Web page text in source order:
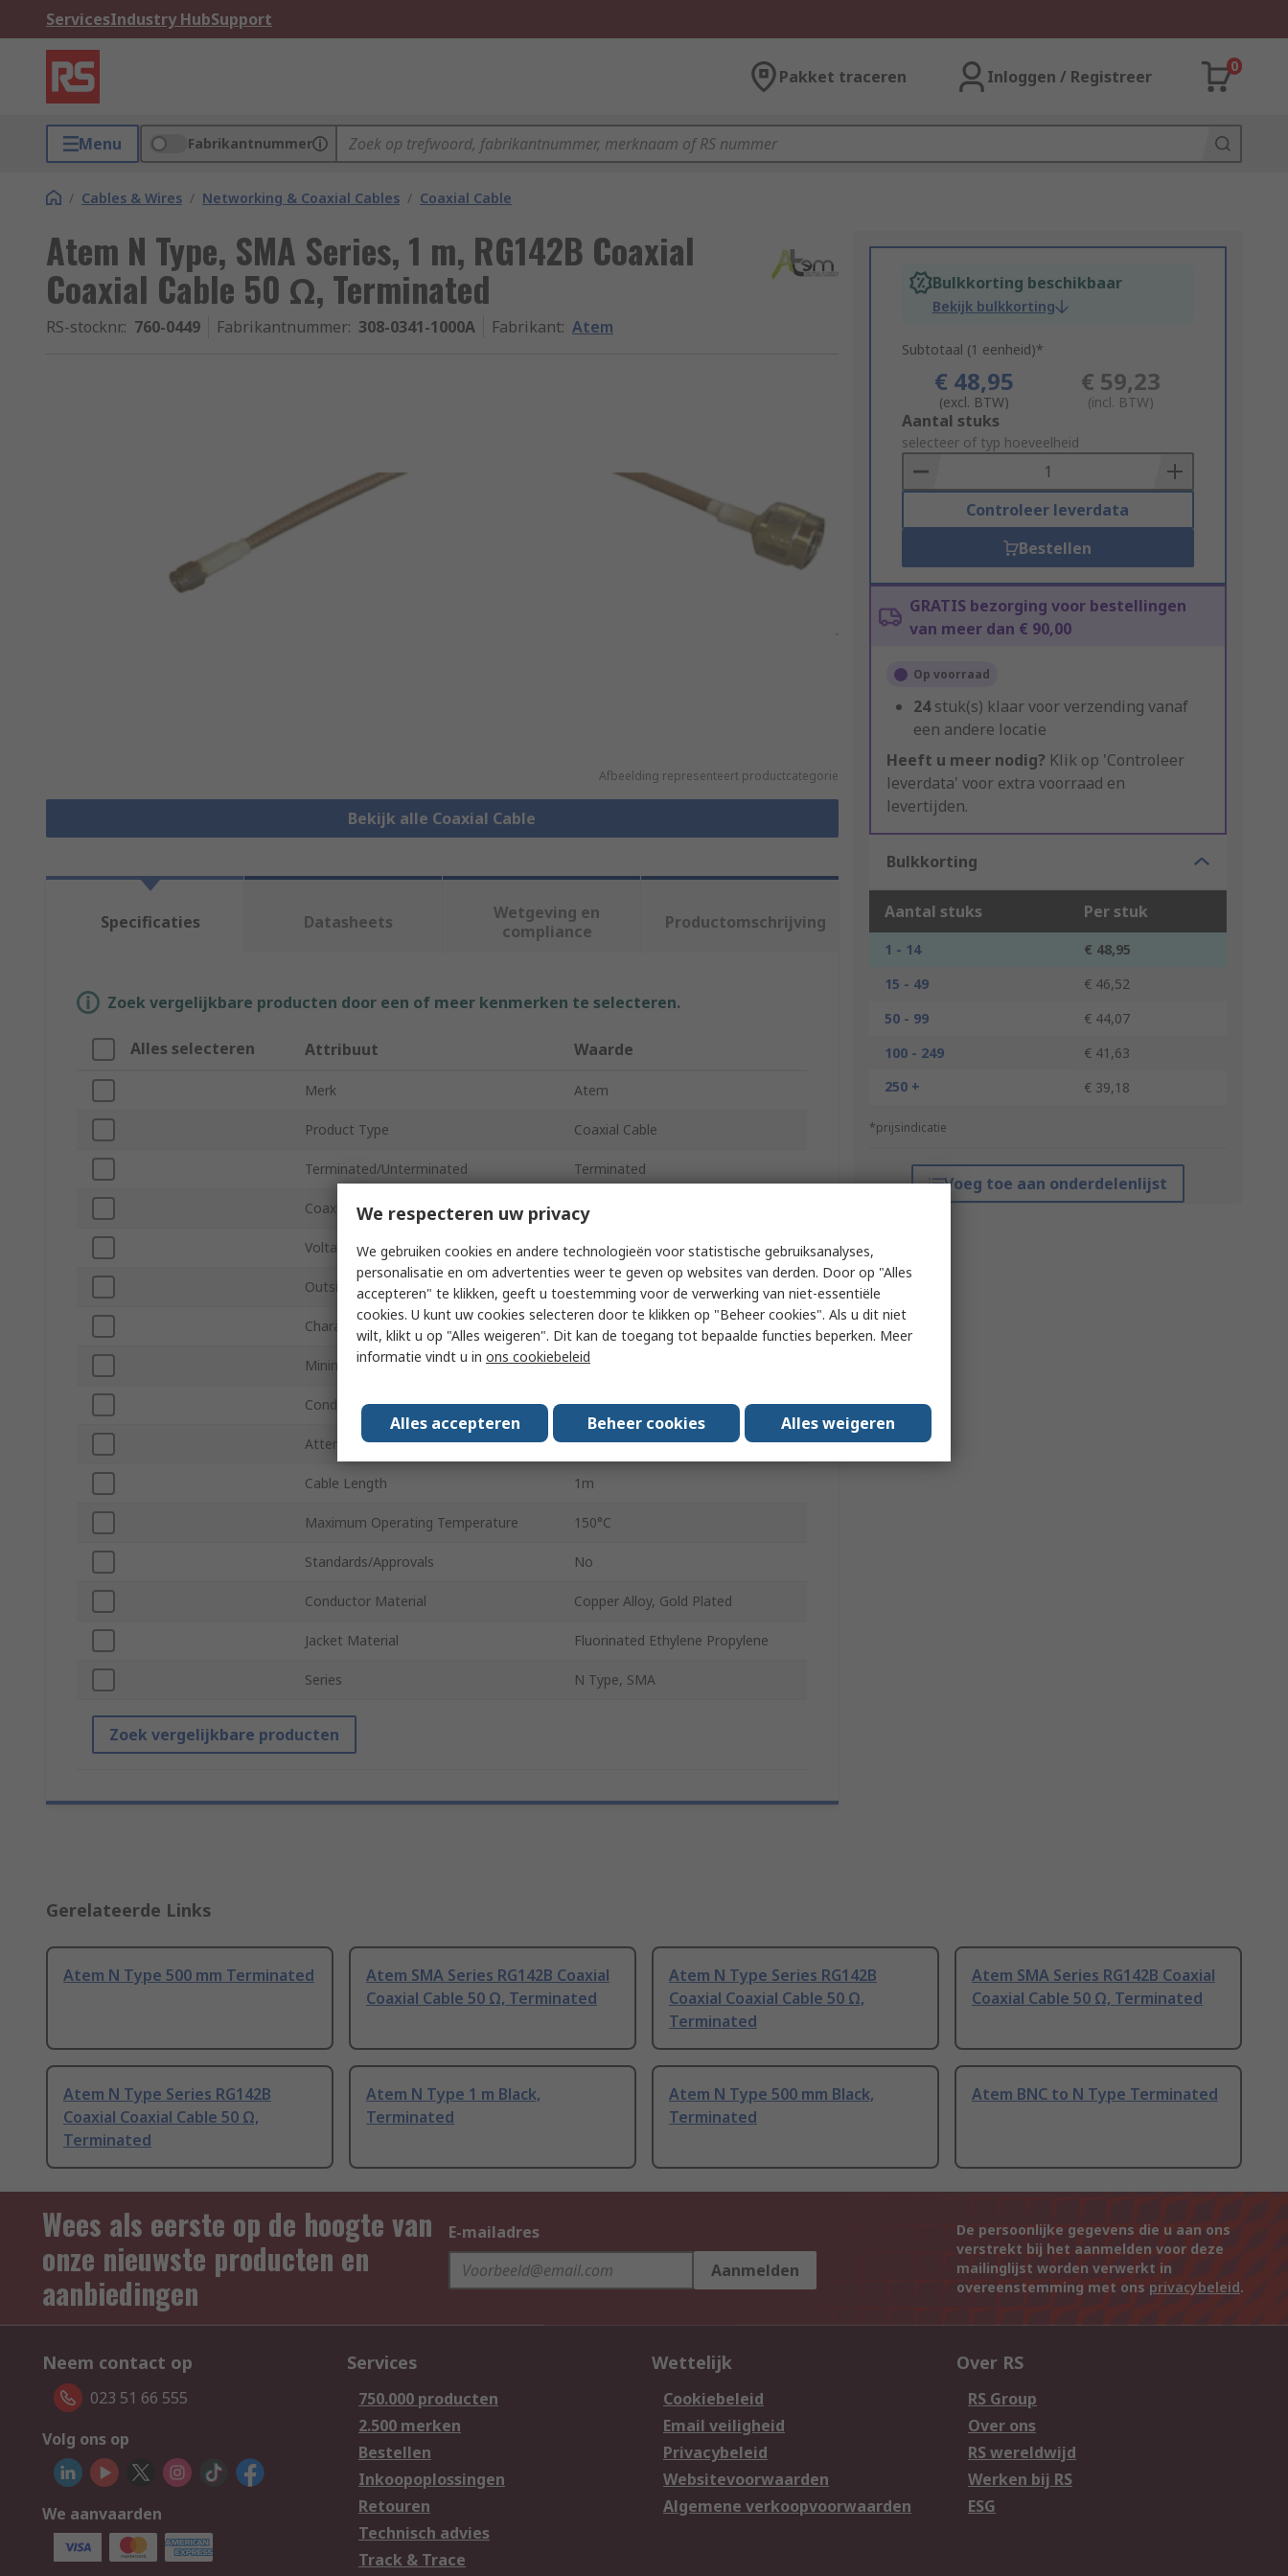
ServicesIndustry HubSupport
Pakket traceren Inloggen / Registreer
0
Menu Fabrikantnummer
/ Cables & Wires / Networking & Coaxial Cables / Coaxial Cable
Atem N Type, SMA Series, 1 m, RG142B Coaxial
Coaxial Cable 50 Ω, Terminated
RS-stocknr.: 760-0449 Fabrikantnummer: 308-0341-1000A Fabrikant: Atem
Afbeelding representeert productcategorie
Bekijk alle Coaxial Cable
Bulkkorting beschikbaar
Bekijk bulkkorting
Subtotaal (1 eenheid)*
€ 48,95
(excl. BTW)
€ 59,23
(incl. BTW)
Add
to
Basket
Aantal stuks
selecteer of typ hoeveelheid
Controleer leverdata
Bestellen
GRATIS bezorging voor bestellingen
van meer dan € 90,00
Op voorraad
24stuk(s) klaar voor verzending vanaf
een andere locatie
Heeft u meer nodig? Klik op 'Controleer
leverdata' voor extra voorraad en
levertijden.
Bulkkorting
Aantal stuks Per stuk
1 - 14
€ 48,95
15 - 49
€ 46,52
50 - 99
€ 44,07
100 - 249
€ 41,63
250 +
€ 39,18
*prijsindicatie
Voeg toe aan onderdelenlijst
Specificaties Datasheets
Wetgeving en
compliance
Productomschrijving
Zoek vergelijkbare producten door een of meer kenmerken te selecteren.
Alles selecteren Attribuut Waarde
Merk Atem
Product Type Coaxial Cable
Terminated/Unterminated Terminated
Coaxial Type RG142B
Voltage 1500V
Outside Diameter 4.95mm
Characteristic Impedance 50Ω
Minimum Operating Temperature -55°C
Conductor Type Solid
Attenuation 2.13 dB/m
Cable Length 1m
Maximum Operating Temperature 150°C
Standards/Approvals No
Conductor Material Copper Alloy, Gold Plated
Jacket Material Fluorinated Ethylene Propylene
Series N Type, SMA
Zoek vergelijkbare producten
Gerelateerde Links
Atem N Type 500 mm Terminated
Atem SMA Series RG142B Coaxial
Coaxial Cable 50 Ω, Terminated
Atem N Type Series RG142B
Coaxial Coaxial Cable 50 Ω,
Terminated
Atem SMA Series RG142B Coaxial
Coaxial Cable 50 Ω, Terminated
Atem N Type Series RG142B
Coaxial Coaxial Cable 50 Ω,
Terminated
Atem N Type 1 m Black,
Terminated
Atem N Type 500 mm Black,
Terminated
Atem BNC to N Type Terminated
Wees als eerste op de hoogte van
onze nieuwste producten en
aanbiedingen
E-mailadres
Aanmelden
De persoonlijke gegevens die u aan ons
verstrekt bij het aanmelden voor deze
mailinglijst worden verwerkt in
overeenstemming met ons privacybeleid.
Neem contact op
023 51 66 555
Volg ons op
We aanvaarden
Services
750.000 producten
2.500 merken
Bestellen
Inkoopoplossingen
Retouren
Technisch advies
Track & Trace
Wettelijk
Cookiebeleid
Email veiligheid
Privacybeleid
Websitevoorwaarden
Algemene verkoopvoorwaarden
Over RS
RS Group
Over ons
RS wereldwijd
Werken bij RS
ESG
We respecteren uw privacy
We gebruiken cookies en andere technologieën voor statistische gebruiksanalyses,
personalisatie en om advertenties weer te geven op websites van derden. Door op "Alles
accepteren" te klikken, geeft u toestemming voor de verwerking van niet-essentiële
cookies. U kunt uw cookies selecteren door te klikken op "Beheer cookies". Als u dit niet
wilt, klikt u op "Alles weigeren". Dit kan de toegang tot bepaalde functies beperken. Meer
informatie vindt u in ons cookiebeleid
Alles accepteren Beheer cookies Alles weigeren